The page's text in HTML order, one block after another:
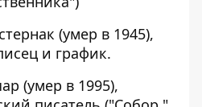
(умер в 1945),
и график.
(умер в 1995),